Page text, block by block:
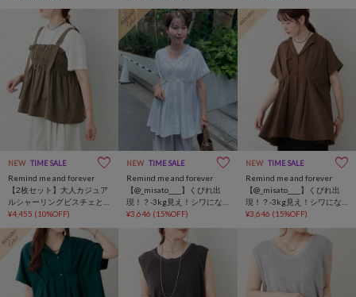
NEW TIME SALE
Remind me and forever
【2枚セット】大人カジュア
ルシャーリングビスチェと
シンプルT
¥4,455 (10%OFF)
NEW TIME SALE
Remind me and forever
【@_misato____】くびれ出
現！？-3kg見え！シワにな
りにくい大人ウエストタッ
¥3,646 (15%OFF)
NEW TIME SALE
Remind me and forever
【@_misato____】くびれ出
現！？-3kg見え！シワにな
りにくい大人ウエストタッ
¥3,646 (15%OFF)